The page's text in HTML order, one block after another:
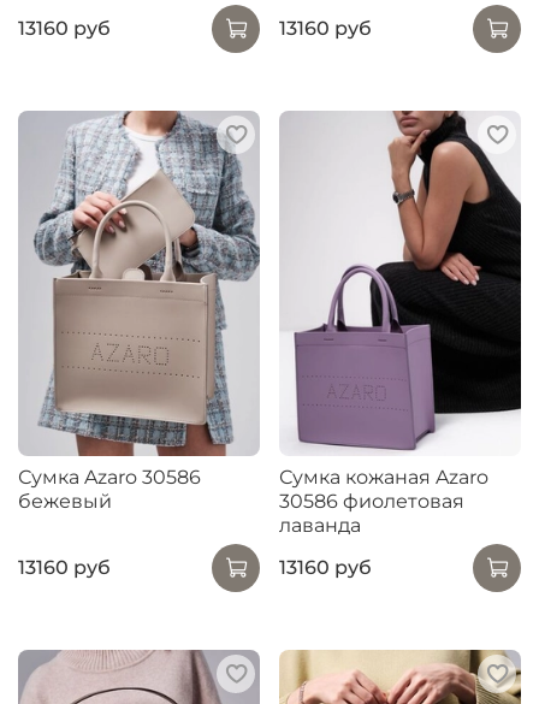
13160 руб
13160 руб
Сумка Azaro 30586
бежевый
13160 руб
Сумка кожаная Azaro
30586 фиолетовая
лаванда
13160 руб